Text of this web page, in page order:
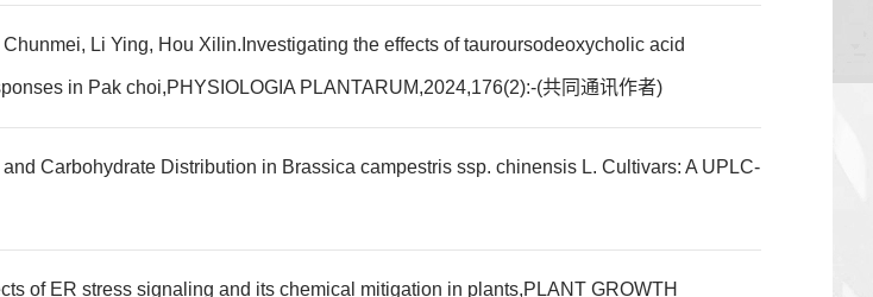
Li Ying, Hou Xilin.Investigating the effects of tauroursodeoxycholic acid
in Pak choi,PHYSIOLOGIA PLANTARUM,2024,176(2):-(共同通讯作者)
Carbohydrate Distribution in Brassica campestris ssp. chinensis L. Cultivars: A UPLC-
of ER stress signaling and its chemical mitigation in plants,PLANT GROWTH